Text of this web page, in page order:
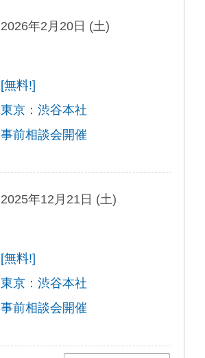
2026年2月20日 (土)
[無料!]
東京：渋谷本社
事前相談会開催
2025年12月21日 (土)
[無料!]
東京：渋谷本社
事前相談会開催